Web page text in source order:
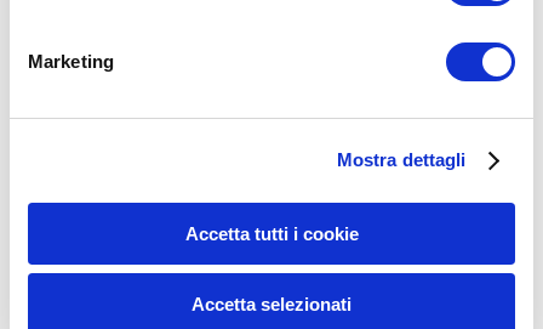
Marketing
Mostra dettagli
Accetta tutti i cookie
Accetta selezionati
35workout
Alimentazione(271)
Allenamento Braccia(9)
Allenamento Donne(75)
Allenamento funzionale(6)